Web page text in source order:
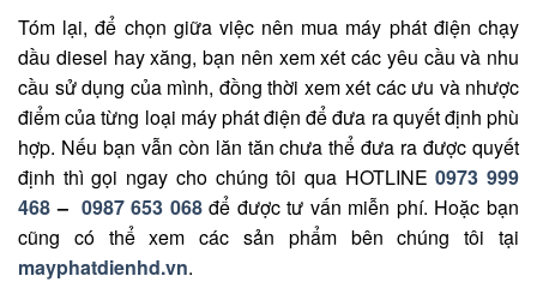
Tóm lại, để chọn giữa việc nên mua máy phát điện chạy
dầu diesel hay xăng, bạn nên xem xét các yêu cầu và nhu
cầu sử dụng của mình, đồng thời xem xét các ưu và nhược
điểm của từng loại máy phát điện để đưa ra quyết định phù
hợp. Nếu bạn vẫn còn lăn tăn chưa thể đưa ra được quyết
định thì gọi ngay cho chúng tôi qua HOTLINE0973 999
468 – 0987 653 068để được tư vấn miễn phí. Hoặc bạn
cũng có thể xem các sản phẩm bên chúng tôi tại
mayphatdienhd.vn.